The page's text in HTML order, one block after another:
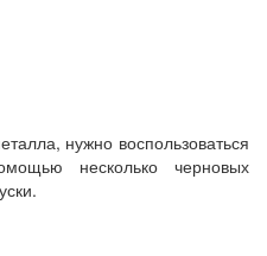
нужно воспользоваться
несколько черновых